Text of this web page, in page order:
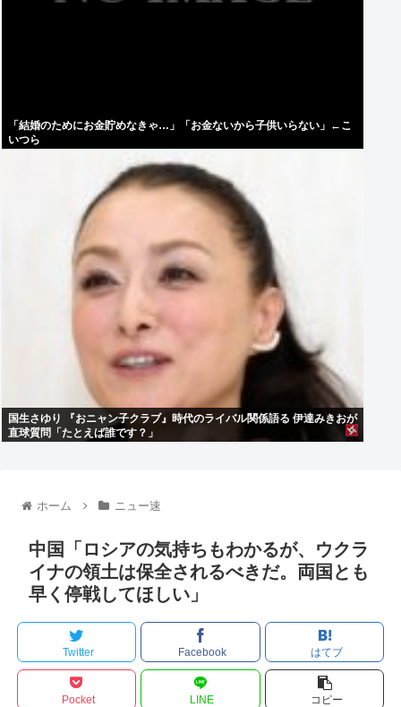
「結婚のためにお金貯めなきゃ…」「お金ないから子供いらない」←こ
いつら
国生さゆり 『おニャン子クラブ』時代のライバル関係語る 伊達みきおが
直球質問「たとえば誰です？」
ホーム ニュー速
中国「ロシアの気持ちもわかるが、ウクラ
イナの領土は保全されるべきだ。両国とも
早く停戦してほしい」
Twitter Facebook はてブ
Pocket LINE コピー